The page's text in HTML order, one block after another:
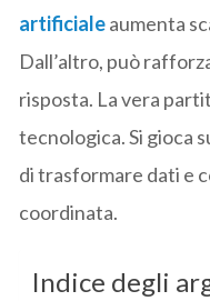
artificialeaumenta
Dall’altro, può
risposta. La vera
tecnologica. Si gioca
di trasformare dati e
coordinata.
Indice degli